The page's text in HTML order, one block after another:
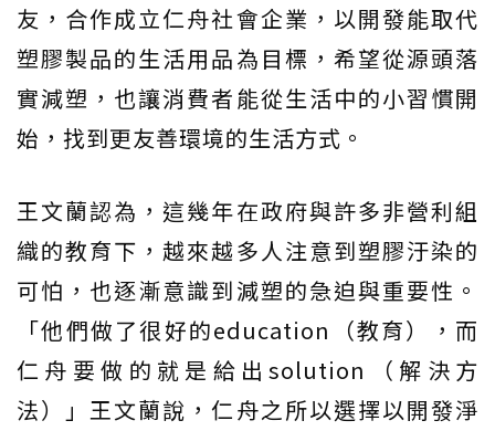
友，合作成立仁舟社會企業，以開發能取代
塑膠製品的生活用品為目標，希望從源頭落
實減塑，也讓消費者能從生活中的小習慣開
始，找到更友善環境的生活方式。
王文蘭認為，這幾年在政府與許多非營利組
織的教育下，越來越多人注意到塑膠汙染的
可怕，也逐漸意識到減塑的急迫與重要性。
「他們做了很好的education（教育），而
仁舟要做的就是給出solution（解決方
法）」王文蘭說，仁舟之所以選擇以開發淨